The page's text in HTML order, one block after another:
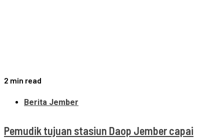
2 min read
Berita Jember
Pemudik tujuan stasiun Daop Jember capai